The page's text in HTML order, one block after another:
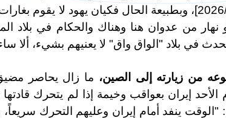
لبنان.. الجزيرة، 2026/5/17]، وبطبيعة الحال فكيان
نهار من عدوان هنا وهناك والحكام في بلاد
في بلاد "الواق واق" لا يعنيهم بشيء، ألا
من زيارته إلى الصين، ما زال يحاصر
الأحد إيران بعواقب وخيمة إذا لم يتحرك
ينفد أمام إيران وعليهم التحرك